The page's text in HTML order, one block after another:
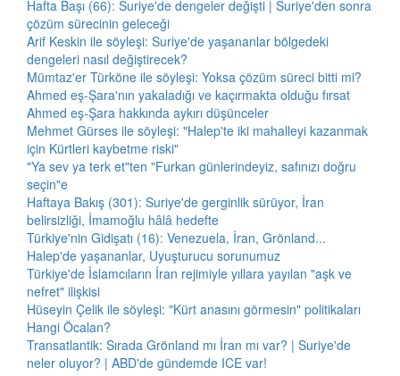
Hafta Başı (66): Suriye'de dengeler değişti | Suriye'den sonra
çözüm sürecinin geleceği
Arif Keskin ile söyleşi: Suriye'de yaşananlar bölgedeki
dengeleri nasıl değiştirecek?
Mümtaz'er Türköne ile söyleşi: Yoksa çözüm süreci bitti mi?
Ahmed eş-Şara'nın yakaladığı ve kaçırmakta olduğu fırsat
Ahmed eş-Şara hakkında aykırı düşünceler
Mehmet Gürses ile söyleşi: "Halep'te iki mahalleyi kazanmak
için Kürtleri kaybetme riski"
"Ya sev ya terk et"ten "Furkan günlerindeyiz, safınızı doğru
seçin"e
Haftaya Bakış (301): Suriye'de gerginlik sürüyor, İran
belirsizliği, İmamoğlu hâlâ hedefte
Türkiye'nin Gidişatı (16): Venezuela, İran, Grönland...
Halep'de yaşananlar, Uyuşturucu sorunumuz
Türkiye'de İslamcıların İran rejimiyle yıllara yayılan "aşk ve
nefret" ilişkisi
Hüseyin Çelik ile söyleşi: "Kürt anasını görmesin" politikaları
Hangi Öcalan?
Transatlantik: Sırada Grönland mı İran mı var? | Suriye'de
neler oluyor? | ABD'de gündemde ICE var!